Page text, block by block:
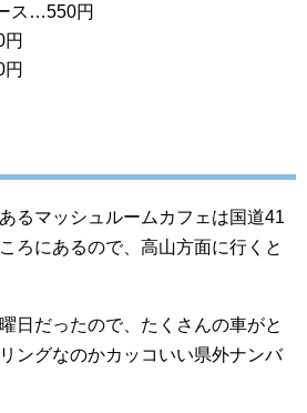
ス…550円
るマッシュルームカフェは国道41
ろにあるので、高山方面に行くと
日だったので、たくさんの車がと
ングなのかカッコいい県外ナンバ